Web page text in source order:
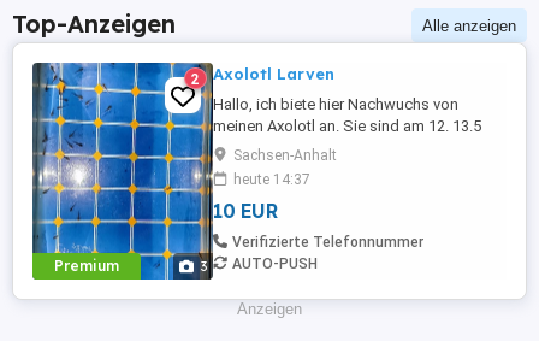
Top-Anzeigen Alle anzeigen
Premium 3
2 Axolotl Larven
Hallo, ich biete hier Nachwuchs von
meinen Axolotl an. Sie sind am 12. 13.5
geschlüpft und dürfen dementsprechend
Ende August bzw. mit ca. 10 cm
ausziehen. Die Abgabe erfolgt Paarweise,
sofern noch keine axolotl vorhanden sind.
Nach aktuellem Stand sieht es so aus als
wären es Naturfarbene und Helle ...
Sachsen-Anhalt
heute 14:37
10 EUR
Verifizierte Telefonnummer
AUTO-PUSH
Anzeigen